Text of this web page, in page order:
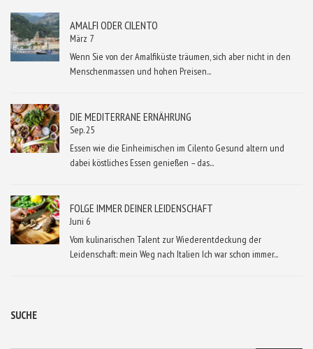
AMALFI ODER CILENTO
März 7
Wenn Sie von der Amalfiküste träumen, sich aber nicht in den
Menschenmassen und hohen Preisen...
DIE MEDITERRANE ERNÄHRUNG
Sep. 25
Essen wie die Einheimischen im Cilento Gesund altern und
dabei köstliches Essen genießen – das...
FOLGE IMMER DEINER LEIDENSCHAFT
Juni 6
Vom kulinarischen Talent zur Wiederentdeckung der
Leidenschaft: mein Weg nach Italien Ich war schon immer...
SUCHE